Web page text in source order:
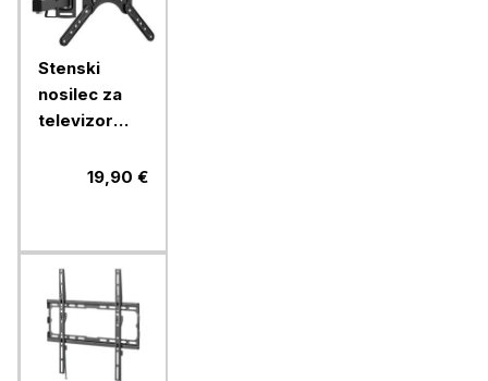
Stenski
nosilec za
televizor
popolnim19,90 €